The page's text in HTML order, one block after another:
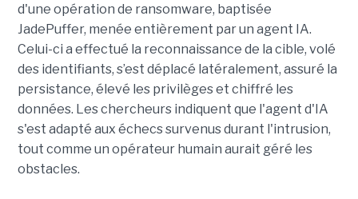
d'une opération de ransomware, baptisée
JadePuffer, menée entièrement par un agent IA.
Celui-ci a effectué la reconnaissance de la cible, volé
des identifiants, s’est déplacé latéralement, assuré la
persistance, élevé les privilèges et chiffré les
données. Les chercheurs indiquent que l'agent d'IA
s'est adapté aux échecs survenus durant l'intrusion,
tout comme un opérateur humain aurait géré les
obstacles.